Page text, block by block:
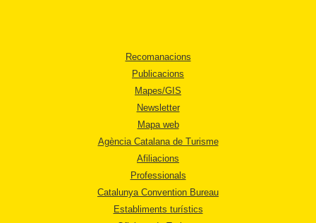
Recomanacions
Publicacions
Mapes/GIS
Newsletter
Mapa web
Agència Catalana de Turisme
Afiliacions
Professionals
Catalunya Convention Bureau
Establiments turístics